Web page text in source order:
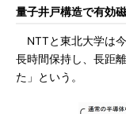
量子井戸構造で有効
NTTと東北大学は
長時間保持し、長距
た」という。